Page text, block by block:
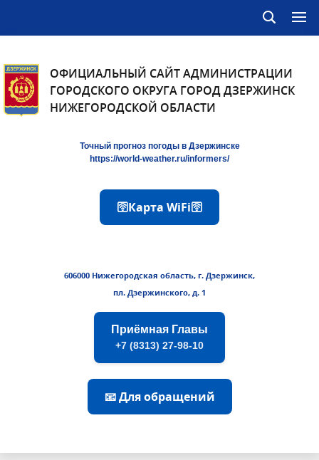
ОФИЦИАЛЬНЫЙ САЙТ АДМИНИСТРАЦИИ
ГОРОДСКОГО ОКРУГА ГОРОД ДЗЕРЖИНСК
НИЖЕГОРОДСКОЙ ОБЛАСТИ
Точный прогноз погоды в Дзержинске
https://world-weather.ru/informers/
🛜Карта WiFi🛜
606000 Нижегородская область, г. Дзержинск,
пл. Дзержинского, д. 1
Приёмная Главы
+7 (8313) 27-98-10
📧 Для обращений